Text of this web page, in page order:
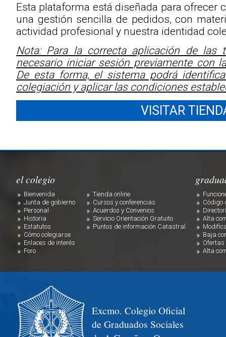
Esta plataforma está diseñada para ofrecer
una gestión sencilla de pedidos, con
actividad profesional y nuestra identidad
Nota: Para la correcta aplicación de las
necesario iniciar sesión previamente con
De esta forma, el sistema podrá
colegiación y aplicar las condiciones
VISITAR
el colegio
Bienvenida
Junta de gobierno
Personal
Historia
Estatutos
Cómo colegiarse
Enlaces de interés
Foro
Tienda online
Cursos y conferencias
Acuerdos y Convenios
Servicio Orientación Gratuito
Puntos de información Catastral
Código
Alta
Baja
Ofertas
Alta
Excmo. Colegio Oficial
de Graduados Sociales